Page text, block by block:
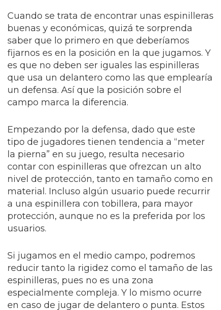
Cuando se trata de encontrar unas espinilleras
buenas y económicas, quizá te sorprenda
saber que lo primero en que deberíamos
fijarnos es en la posición en la que jugamos. Y
es que no deben ser iguales las espinilleras
que usa un delantero como las que emplearía
un defensa. Así que la posición sobre el
campo marca la diferencia.
Empezando por la defensa, dado que este
tipo de jugadores tienen tendencia a “meter
la pierna” en su juego, resulta necesario
contar con espinilleras que ofrezcan un alto
nivel de protección, tanto en tamaño como en
material. Incluso algún usuario puede recurrir
a una espinillera con tobillera, para mayor
protección, aunque no es la preferida por los
usuarios.
Si jugamos en el medio campo, podremos
reducir tanto la rigidez como el tamaño de las
espinilleras, pues no es una zona
especialmente compleja. Y lo mismo ocurre
en caso de jugar de delantero o punta. Estos